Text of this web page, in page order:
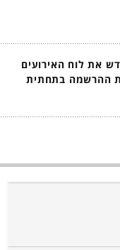
את לוח האירועים
ההרשמה בתחתית